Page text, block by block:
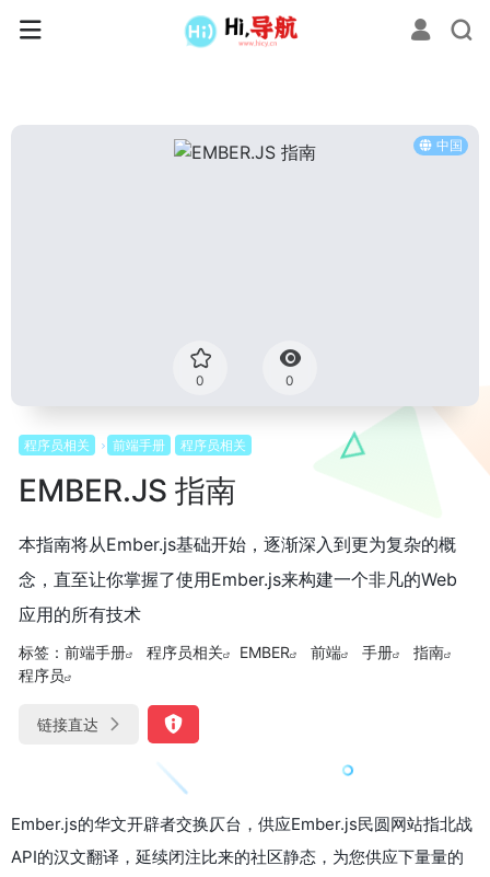
中国
0 0
程序员相关 前端手册 程序员相关
EMBER.JS 指南
本指南将从Ember.js基础开始，逐渐深入到更为复杂的概
念，直至让你掌握了使用Ember.js来构建一个非凡的Web
应用的所有技术
标签： 前端手册 程序员相关 EMBER 前端 手册
指南
程序员
链接直达
Ember.js的华文开辟者交换仄台，供应Ember.js民圆网站指北战
API的汉文翻译，延续闭注比来的社区静态，为您供应下量量的